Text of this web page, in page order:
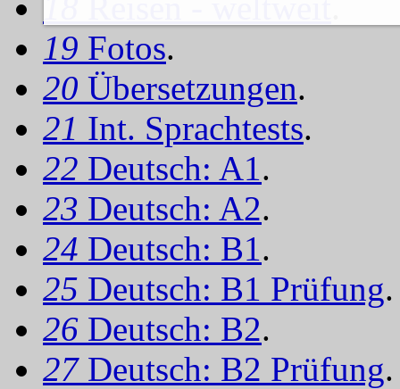
19 Fotos.
20 Übersetzungen.
21 Int. Sprachtests.
22 Deutsch: A1.
23 Deutsch: A2.
24 Deutsch: B1.
25 Deutsch: B1 Prüfung.
26 Deutsch: B2.
27 Deutsch: B2 Prüfung.